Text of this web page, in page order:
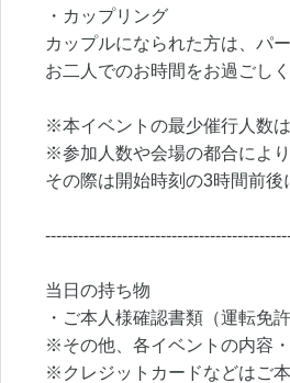
・カップリング
カップルになられた方は、パ
お二人でのお時間をお過ごし
※本イベントの最少催行人数は
※参加人数や会場の都合によ
その際は開始時刻の3時間前後
当日の持ち物
・ご本人様確認書類（運転免
※その他、各イベントの内容
※クレジットカードなどはご